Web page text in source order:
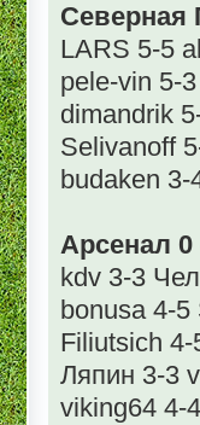
Северная
LARS 5-5
pele-vin 5-
dimandrik
Selivanoff
budaken 3-
Арсенал
kdv 3-3
bonusa 4-
Filiutsich 4-
Ляпин 3-3
viking64 4-